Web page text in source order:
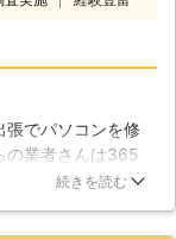
ビスでパソコンの
が見られましたら
。また、お見積り
ます。
あります。トラブ
ることは大変難し
会社トゥサンライ
張でパソコンを修
の業者さんは365
トが万全というこ
続きを読む